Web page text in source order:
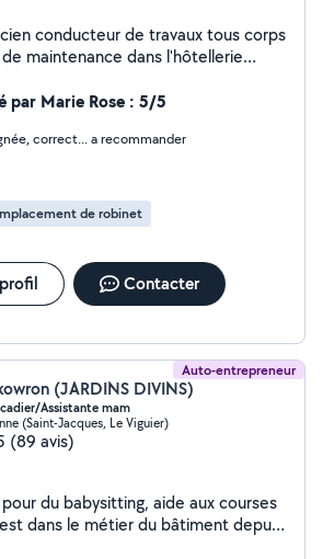
conducteur de travaux tous corps
maintenance dans l'hôtellerie
cuisine et travailler le cuir. Et enfin, je
sensible à tout ce qui touche au
la PES.
par Marie Rose : 5/5
correct... a recommander
de robinet
Contacter
Auto-entrepreneur
(JARDINS DIVINS)
Assistante mam
(Saint-Jacques, Le Viguier)
(89 avis)
du babysitting, aide aux courses